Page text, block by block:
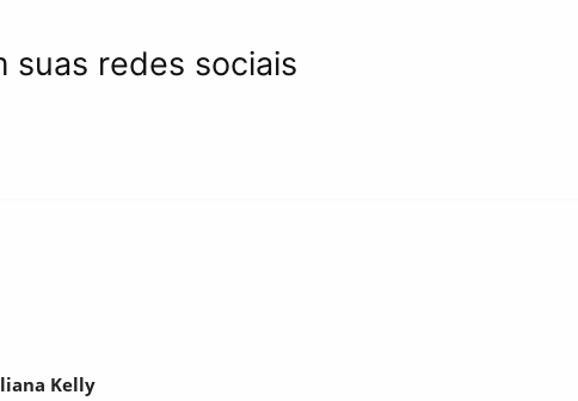
suas redes sociais
Kelly